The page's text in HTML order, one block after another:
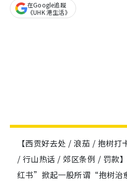
在Google追蹤
《UHK 港生活》
【西贡好去处 / 浪茄 / 抱树
/ 行山热话 / 郊区条例 / 罚款
红书”掀起一股所谓“抱树治